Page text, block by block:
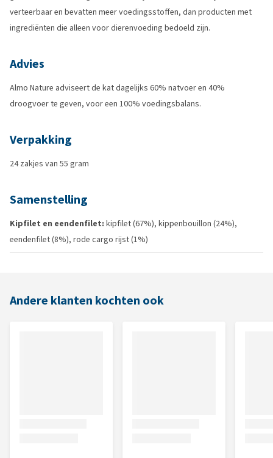
verteerbaar en bevatten meer voedingsstoffen, dan producten met
ingrediënten die alleen voor dierenvoeding bedoeld zijn.
Advies
Almo Nature adviseert de kat dagelijks 60% natvoer en 40%
droogvoer te geven, voor een 100% voedingsbalans.
Verpakking
24 zakjes van 55 gram
Samenstelling
Kipfilet en eendenfilet: kipfilet (67%), kippenbouillon (24%),
eendenfilet (8%), rode cargo rijst (1%)
Andere klanten kochten ook